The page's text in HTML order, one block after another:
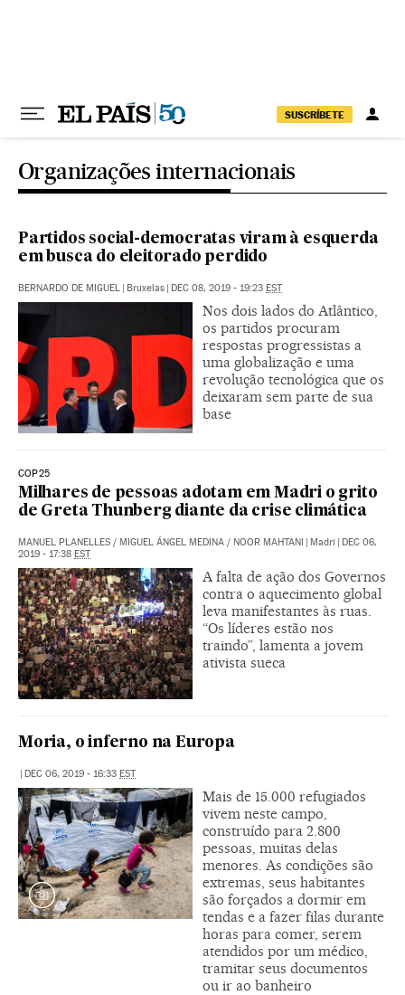
SUSCRÍBETE
Organizações internacionais
Partidos social-democratas viram à esquerda
em busca do eleitorado perdido
BERNARDO DE MIGUEL | Bruxelas | DEC 08, 2019 - 19:23 EST
Nos dois lados do Atlântico,
os partidos procuram
respostas progressistas a
uma globalização e uma
revolução tecnológica que os
deixaram sem parte de sua
base
COP25
Milhares de pessoas adotam em Madri o grito
de Greta Thunberg diante da crise climática
MANUEL PLANELLES / MIGUEL ÁNGEL MEDINA / NOOR MAHTANI | Madri | DEC 06,
2019 - 17:38 EST
A falta de ação dos Governos
contra o aquecimento global
leva manifestantes às ruas.
“Os líderes estão nos
traindo”, lamenta a jovem
ativista sueca
Moria, o inferno na Europa
| DEC 06, 2019 - 16:33 EST
Mais de 15.000 refugiados
vivem neste campo,
construído para 2.800
pessoas, muitas delas
menores. As condições são
extremas, seus habitantes
são forçados a dormir em
tendas e a fazer filas durante
horas para comer, serem
atendidos por um médico,
tramitar seus documentos
ou ir ao banheiro